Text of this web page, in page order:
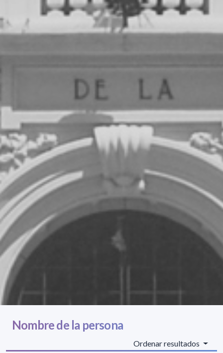
Nombre de la persona
Ordenar resultados